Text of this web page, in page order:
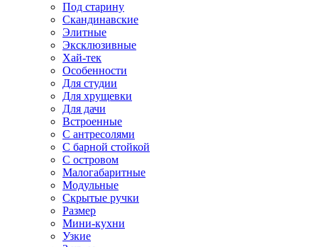
Под старину
Скандинавские
Элитные
Эксклюзивные
Хай-тек
Особенности
Для студии
Для хрущевки
Для дачи
Встроенные
С антресолями
С барной стойкой
С островом
Малогабаритные
Модульные
Скрытые ручки
Размер
Мини-кухни
Узкие